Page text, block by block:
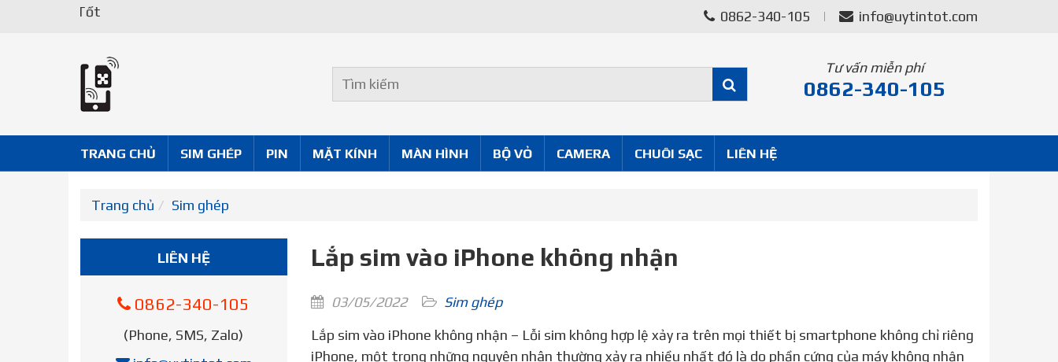
0862-340-105 info@uytintot.com
Tư vấn miễn phí
0862-340-105
TRANG CHỦ SIM GHÉP PIN MẶT KÍNH MÀN HÌNH BỘ VỎ CAMERA CHUÔI SẠC LIÊN HỆ
Trang chủ Sim ghép
Lắp sim vào iPhone không nhận
03/05/2022
Sim ghép
Lắp sim vào iPhone không nhận – Lỗi sim không hợp lệ xảy ra trên mọi thiết bị smartphone không chỉ riêng
iPhone, một trong những nguyên nhân thường xảy ra nhiều nhất đó là do phần cứng của máy không nhận
LIÊN HỆ
0862-340-105
(Phone, SMS, Zalo)